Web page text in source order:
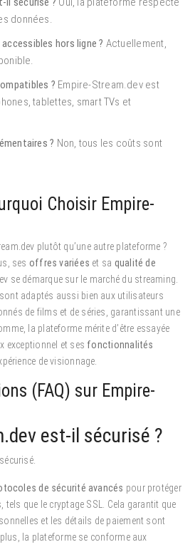
données.
hors ligne ? Actuellement,
? Empire-Stream.dev est
tablettes, smart TVs et
? Non, tous les coûts sont
Choisir Empire-
plutôt qu’une autre plateforme ?
ses offres variées et sa qualité de
se démarque sur le marché du streaming.
adaptés aussi bien aux utilisateurs
de films et de séries, garantissant une
la plateforme mérite d’être essayée
exceptionnel et ses fonctionnalités
de visionnage.
(FAQ) sur Empire-
est-il sécurisé ?
de sécurité avancés pour protéger
tels que le cryptage SSL. Cela garantit que
et les détails de paiement sont
la plateforme se conforme aux